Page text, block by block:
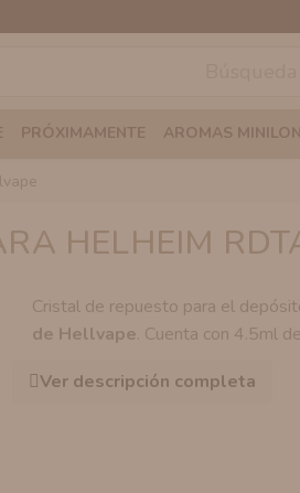
PRÓXIMAMENTE AROMAS
HELHEIM
Cristal de repuesto para el
de Hellvape. Cuenta con 4.5ml
Ver descripción completa